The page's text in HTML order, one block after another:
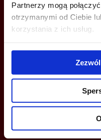
Partnerzy mogą
otrzymanymi od Ciebie
korzystania z ich usług.
MOŻESZ TEŻ ZOSTAWIĆ
Z TOBĄ